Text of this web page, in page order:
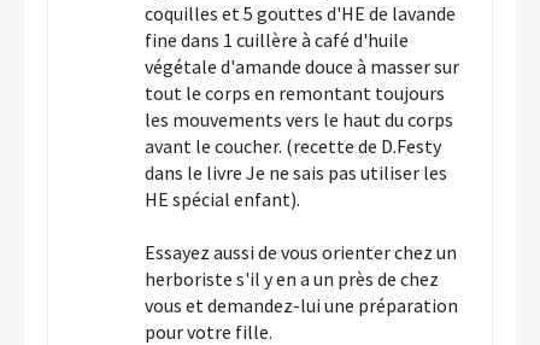
coquilles et 5 gouttes d'HE de lavande
fine dans 1 cuillère à café d'huile
végétale d'amande douce à masser sur
tout le corps en remontant toujours
les mouvements vers le haut du corps
avant le coucher. (recette de D.Festy
dans le livre Je ne sais pas utiliser les
HE spécial enfant).
Essayez aussi de vous orienter chez un
herboriste s'il y en a un près de chez
vous et demandez-lui une préparation
pour votre fille.